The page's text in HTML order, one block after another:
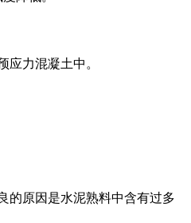
应力混凝土中。
的原因是水泥熟料中含有过多